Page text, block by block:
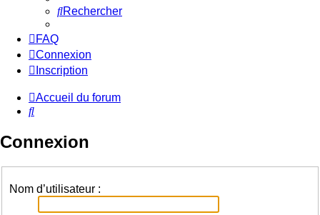
Rechercher
FAQ
Connexion
Inscription
Accueil du forum
Rechercher
Connexion
Nom d’utilisateur :